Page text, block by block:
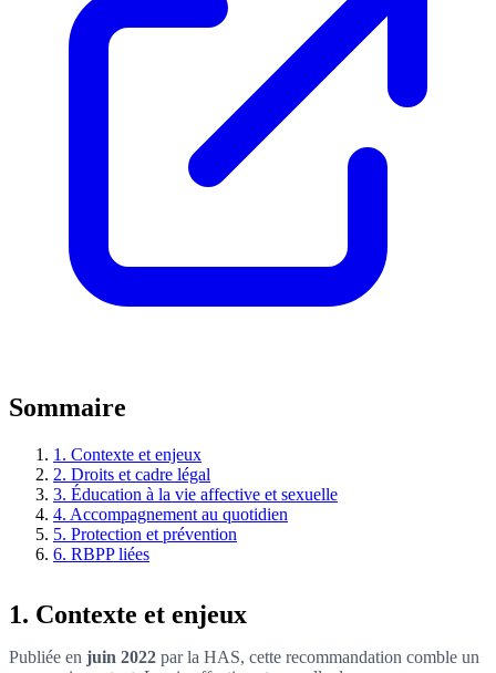
Sommaire
1. Contexte et enjeux
2. Droits et cadre légal
3. Éducation à la vie affective et sexuelle
4. Accompagnement au quotidien
5. Protection et prévention
6. RBPP liées
1. Contexte et enjeux
Publiée en juin 2022 par la HAS, cette recommandation comble un